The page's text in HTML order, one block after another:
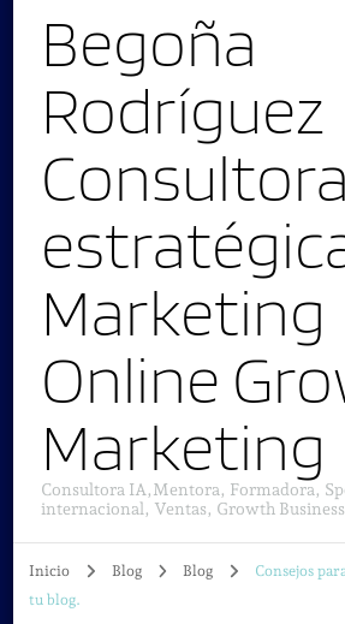
Begoña
Rodríguez
Consultora
Marketing
Online
Marketing
Consultora IA,Mentora, Formadora,
internacional, Ventas, Growth Business
Inicio Blog Blog
Consejos
tu blog.